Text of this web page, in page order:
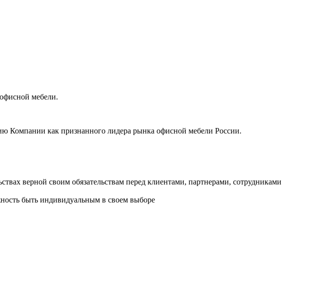
мебели.
Компании как признанного лидера рынка офисной мебели России.
верной своим обязательствам перед клиентами, партнерами, сотрудниками
быть индивидуальным в своем выборе